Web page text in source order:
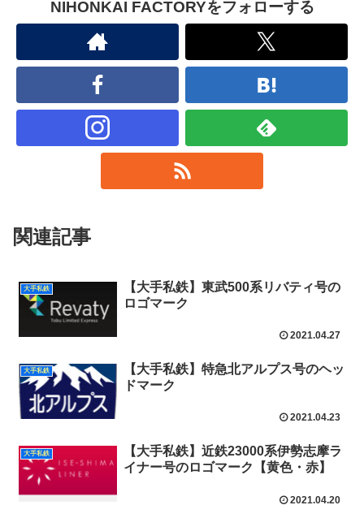
NIHONKAI FACTORYをフォローする
関連記事
大手私鉄
【大手私鉄】東武500系リバティ号の
ロゴマーク
2021.04.27
大手私鉄
【大手私鉄】特急北アルプス号のヘッ
ドマーク
2021.04.23
大手私鉄
【大手私鉄】近鉄23000系伊勢志摩ラ
イナー号のロゴマーク【黄色・赤】
2021.04.20